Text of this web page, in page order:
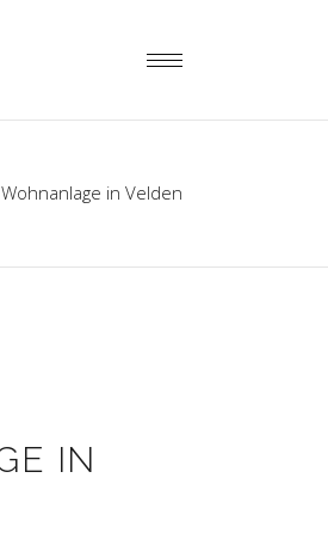
Wohnanlage in Velden
IN